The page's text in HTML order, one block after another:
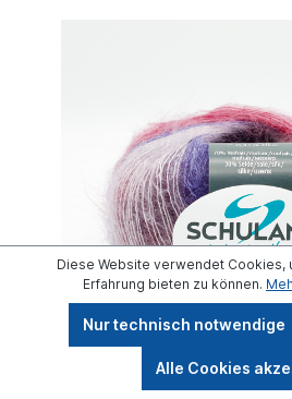
Werkzeugleiste anzeigen
Diese Website verwendet Cookies,
Erfahrung bieten zu können.
Nur technisch notwendige
Alle Cookies